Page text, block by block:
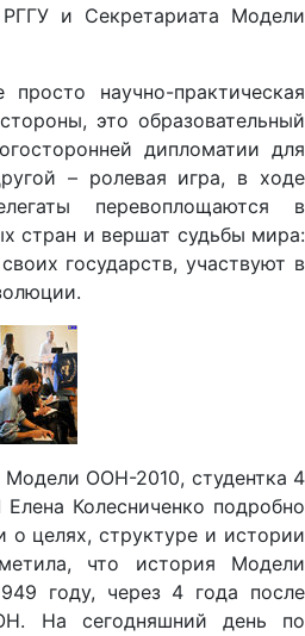
и Секретариата Модели
научно-практическая
это образовательный
дипломатии для
– ролевая игра, в ходе
перевоплощаются в
стран и вершат судьбы мира:
государств, участвуют в
Модели ООН-2010, студентка 4
Колесниченко подробно
о целях, структуре и истории
что история Модели
году, через 4 года после
На сегодняшний день по